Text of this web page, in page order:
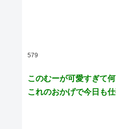
579
このむーが可愛すぎて
これのおかげで今日も